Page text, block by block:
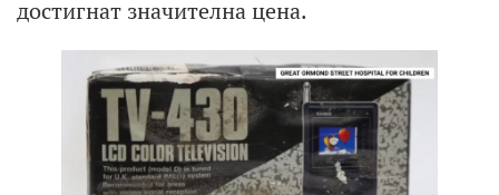
достигнат значителна цена.